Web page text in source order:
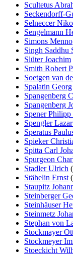
Scultetus
Seckendorff-
Selneccer
Sengelmann
Simons Menno
Singh Saddhu
Slüter Joachim
Smith Robert
Soetgen van
Spalatin Georg
Spangenberg
Spangenberg
Spener Philipp
Spengler
Speratus
Spieker
Spitta Carl
Spurgeon
Stadler Ulrich
Stähelin Ernst
Staupitz
Steinberger
Steinhäuser
Steinmetz
Stephan von
Stockmayer
Stockmeyer
Stoeckicht